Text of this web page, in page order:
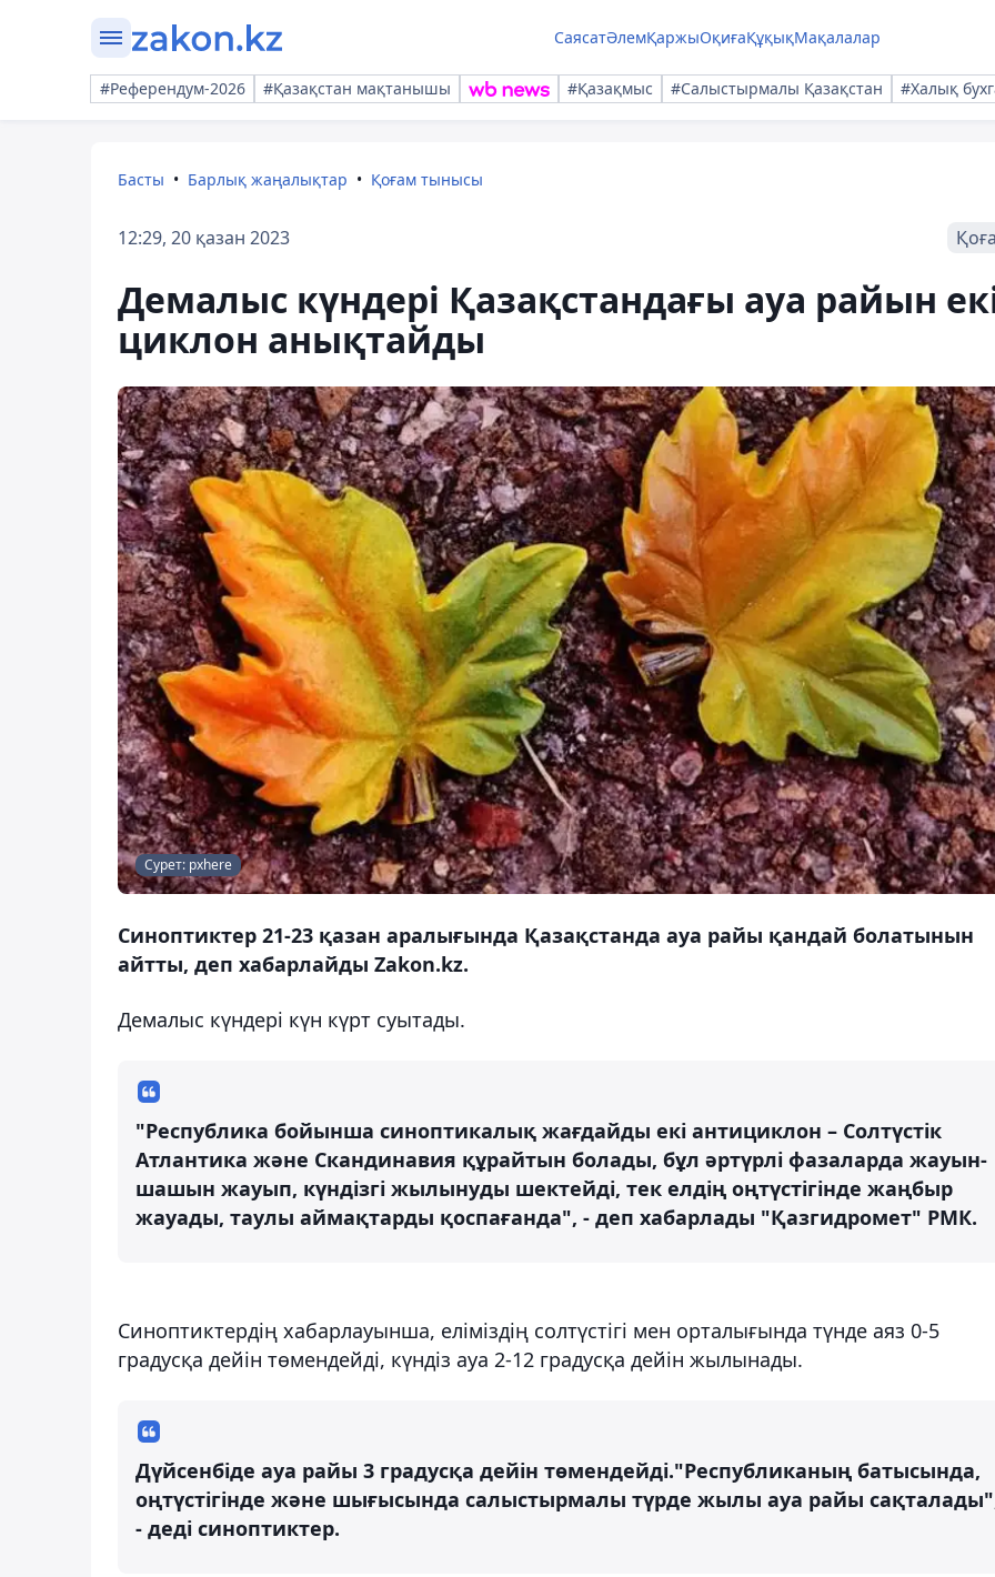
СаясатӘлемҚаржыОқиғаҚұқықМақалалар
#Референдум-2026 #Қазақстан мақтанышы #Қазақмыс #Салыстырмалы Қазақстан #Халық
Басты Барлық жаңалықтар Қоғам тынысы
12:29, 20 қазан 2023
Демалыс күндері Қазақстандағы ауа райын
циклон анықтайды
Сурет: pxhere
Синоптиктер 21-23 қазан аралығында Қазақстанда ауа райы қандай болатынын
айтты, деп хабарлайды Zakon.kz.
Демалыс күндері күн күрт суытады.
"Республика бойынша синоптикалық жағдайды екі антициклон – Солтүстік
Атлантика және Скандинавия құрайтын болады, бұл әртүрлі фазаларда жауын-
шашын жауып, күндізгі жылынуды шектейді, тек елдің оңтүстігінде жаңбыр
жауады, таулы аймақтарды қоспағанда", - деп хабарлады "Қазгидромет" РМК.
Синоптиктердің хабарлауынша, еліміздің солтүстігі мен орталығында түнде аяз 0-5
градусқа дейін төмендейді, күндіз ауа 2-12 градусқа дейін жылынады.
Дүйсенбіде ауа райы 3 градусқа дейін төмендейді."Республиканың батысында,
оңтүстігінде және шығысында салыстырмалы түрде жылы ауа райы
- деді синоптиктер.